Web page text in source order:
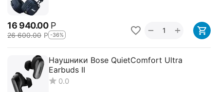
16 940.00 Р
26 600.00 Р -36% +
−
Наушники Bose QuietComfort Ultra
Earbuds II
0.0